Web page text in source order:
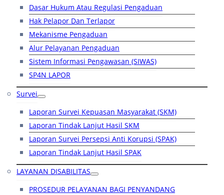
Dasar Hukum Atau Regulasi Pengaduan
Hak Pelapor Dan Terlapor
Mekanisme Pengaduan
Alur Pelayanan Pengaduan
Sistem Informasi Pengawasan (SIWAS)
SP4N LAPOR
Survei
Laporan Survei Kepuasan Masyarakat (SKM)
Laporan Tindak Lanjut Hasil SKM
Laporan Survei Persepsi Anti Korupsi (SPAK)
Laporan Tindak Lanjut Hasil SPAK
LAYANAN DISABILITAS
PROSEDUR PELAYANAN BAGI PENYANDANG